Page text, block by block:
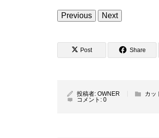
Previous Next
Post Share
投稿者: OWNER カッ
コメント: 0